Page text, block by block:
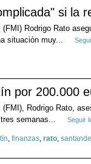
si la
Rodrigo Rato
situación muy...
por 200.000
Rodrigo Rato,
semanas...
Seguir
, finanzas, rato,